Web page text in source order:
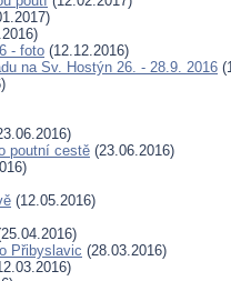
- foto (12.12.2016)
na Sv. Hostýn 26. - 28.9. 2016
poutní cestě (23.06.2016)
(12.05.2016)
Přibyslavic (28.03.2016)